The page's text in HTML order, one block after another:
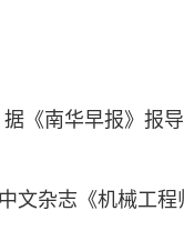
南华早报》报导
杂志《机械工程